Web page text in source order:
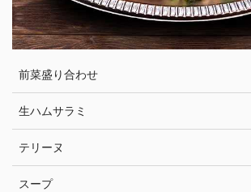
前菜盛り合わせ
生ハムサラミ
テリーヌ
スープ